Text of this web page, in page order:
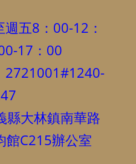
五8：00-12：
17：00
2721001#1240-
縣大林鎮南華路
C215辦公室